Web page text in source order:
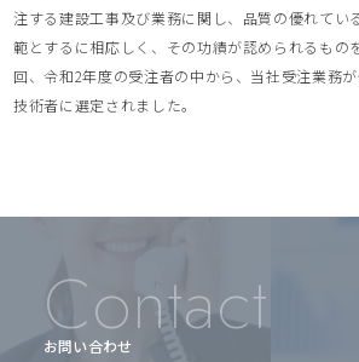
注する建設工事及び業務に関し、品質の優れてい
範とするに相応しく、その功績が認められるもの
回、令和2年度の受注者の中から、当社受注業務
技術者に選定されました。
Contact
お問い合わせ